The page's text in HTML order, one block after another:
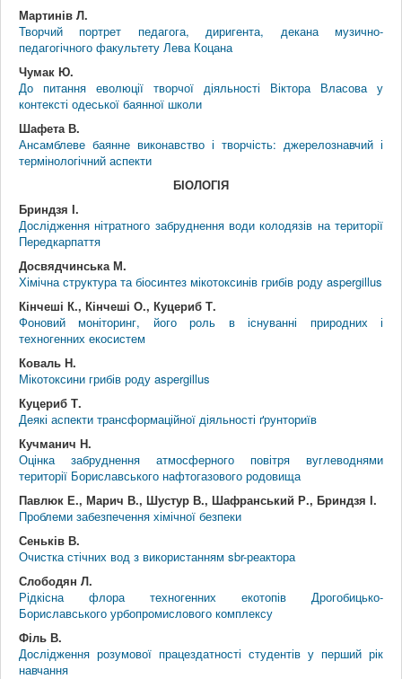
Мартинів Л.
Творчий портрет педагога, диригента, декана музично-
педагогічного факультету Лева Коцана
Чумак Ю.
До питання еволюції творчої діяльності Віктора Власова у
контексті одеської баянної школи
Шафета В.
Ансамблеве баянне виконавство і творчість: джерелознавчий і
термінологічний аспекти
БІОЛОГІЯ
Бриндзя І.
Дослідження нітратного забруднення води колодязів на території
Передкарпаття
Досвядчинська М.
Хімічна структура та біосинтез мікотоксинів грибів роду aspergillus
Кінчеші К., Кінчеші О., Куцериб Т.
Фоновий моніторинг, його роль в існуванні природних і
техногенних екосистем
Коваль Н.
Мікотоксини грибів роду aspergillus
Куцериб Т.
Деякі аспекти трансформаційної діяльності ґрунториїв
Кучманич Н.
Оцінка забруднення атмосферного повітря вуглеводнями
території Бориславського нафтогазового родовища
Павлюк Е., Марич В., Шустур В., Шафранський Р., Бриндзя І.
Проблеми забезпечення хімічної безпеки
Сеньків В.
Очистка стічних вод з використанням sbr-реактора
Слободян Л.
Рідкісна флора техногенних екотопів Дрогобицько-
Бориславського урбопромислового комплексу
Філь В.
Дослідження розумової працездатності студентів у перший рік
навчання